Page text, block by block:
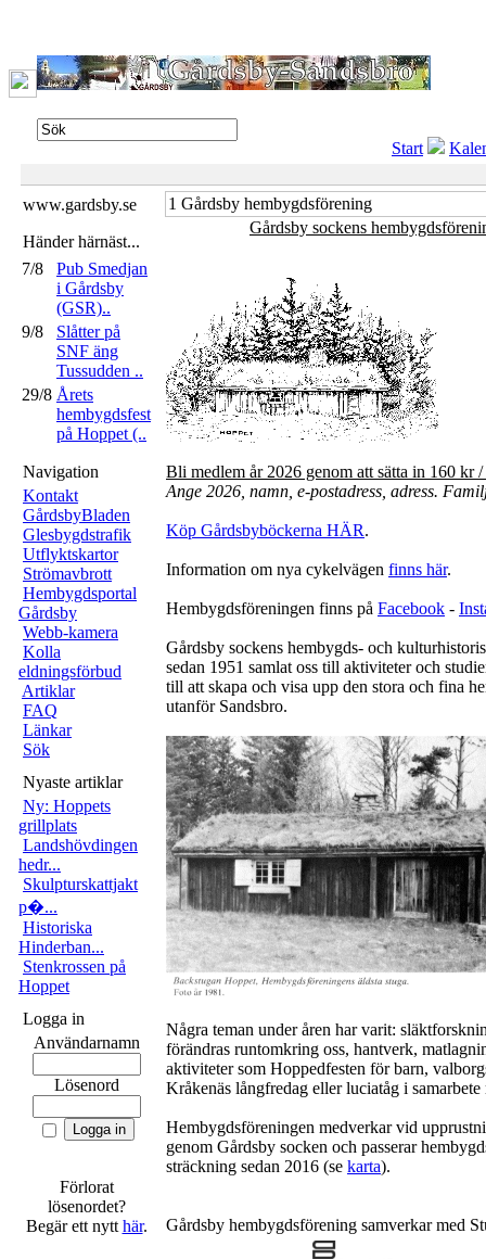
Start
www.gardsby.se
Händer härnäst...
7/8
Pub Smedjan
i Gårdsby
(GSR)..
9/8
Slåtter på
SNF äng
Tussudden ..
29/8 Årets
hembygdsfest
på Hoppet (..
Navigation
Kontakt
GårdsbyBladen
Glesbygdstrafik
Utflyktskartor
Strömavbrott
Hembygdsportal
Gårdsby
Webb-kamera
Kolla
eldningsförbud
Artiklar
FAQ
Länkar
Sök
Nyaste artiklar
Ny: Hoppets
grillplats
Landshövdingen
hedr...
Skulpturskattjakt
p�...
Historiska
Hinderban...
Stenkrossen på
Hoppet
Logga in
Användarnamn
Lösenord
Förlorat
lösenordet?
Begär ett nytt här.
1 Gårdsby hembygdsförening
Gårdsby sockens
Bli medlem år 2026 genom att sätta in 160 kr
Ange 2026, namn, e-postadress, adress.
Köp Gårdsbyböckerna HÄR.
Information om nya cykelvägen finns här.
Hembygdsföreningen finns på Facebook -
Gårdsby sockens hembygds- och
sedan 1951 samlat oss till aktiviteter och
till att skapa och visa upp den stora och fina
utanför Sandsbro.
Några teman under åren har varit:
förändras runtomkring oss, hantverk,
aktiviteter som Hoppedfesten för barn,
Kråkenäs långfredag eller luciatåg i
Hembygdsföreningen medverkar vid
genom Gårdsby socken och passerar
sträckning sedan 2016 (se karta).
Gårdsby hembygdsförening samverkar med